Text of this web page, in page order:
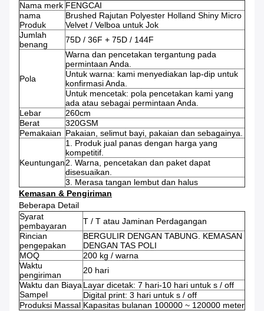
Nama merk FENGCAI
nama
Produk
Brushed Rajutan Polyester Holland Shiny Micro
Velvet / Velboa untuk Jok
Jumlah
benang
75D / 36F + 75D / 144F
Pola
Warna dan pencetakan tergantung pada
permintaan Anda.
Untuk warna: kami menyediakan lap-dip untuk
konfirmasi Anda.
Untuk mencetak: pola pencetakan kami yang
ada atau sebagai permintaan Anda.
Lebar
260cm
Berat
320GSM
Pemakaian Pakaian, selimut bayi, pakaian dan sebagainya.
Keuntungan
1. Produk jual panas dengan harga yang
kompetitif.
2. Warna, pencetakan dan paket dapat
disesuaikan.
3. Merasa tangan lembut dan halus
Kemasan & Pengiriman
Beberapa Detail
Syarat
pembayaran
T / T atau Jaminan Perdagangan
Rincian
pengepakan
BERGULIR DENGAN TABUNG. KEMASAN
DENGAN TAS POLI
MOQ
200 kg / warna
Waktu
pengiriman
20 hari
Waktu dan Biaya
Sampel
Layar dicetak: 7 hari-10 hari untuk s / off
Digital print: 3 hari untuk s / off
Produksi Massal Kapasitas bulanan 100000 ~ 120000 meter